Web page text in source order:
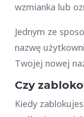
wzmianka lub
Jednym ze
nazwę
Twojej nowej
Czy
Kiedy